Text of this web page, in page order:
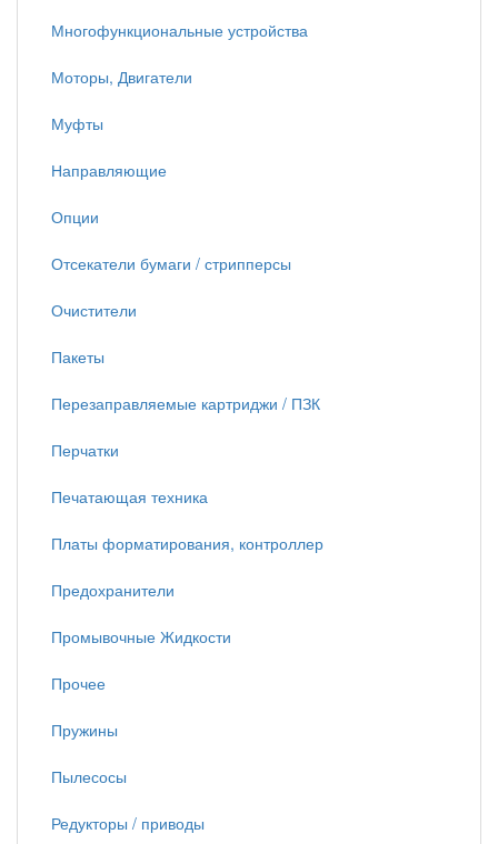
Многофункциональные устройства
Моторы, Двигатели
Муфты
Направляющие
Опции
Отсекатели бумаги / стрипперсы
Очистители
Пакеты
Перезаправляемые картриджи / ПЗК
Перчатки
Печатающая техника
Платы форматирования, контроллер
Предохранители
Промывочные Жидкости
Прочее
Пружины
Пылесосы
Редукторы / приводы